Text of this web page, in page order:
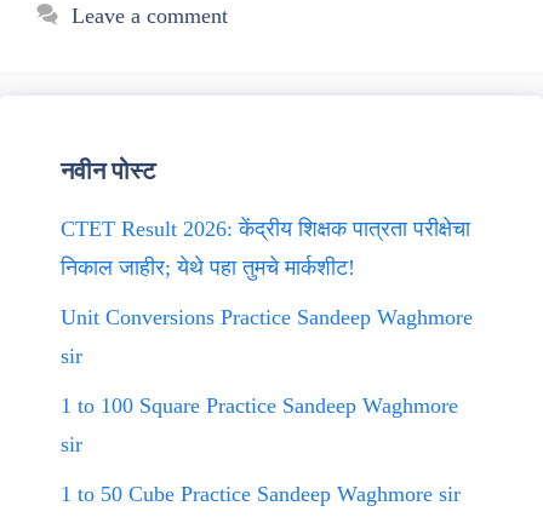
Leave a comment
नवीन पोस्ट
CTET Result 2026: केंद्रीय शिक्षक पात्रता परीक्षेचा
निकाल जाहीर; येथे पहा तुमचे मार्कशीट!
Unit Conversions Practice Sandeep Waghmore
sir
1 to 100 Square Practice Sandeep Waghmore
sir
1 to 50 Cube Practice Sandeep Waghmore sir